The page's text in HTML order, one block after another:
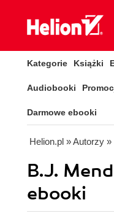
Kategorie Książki
Audiobooki
Darmowe ebooki
Helion.pl » Autorzy »
B.J.
ebooki